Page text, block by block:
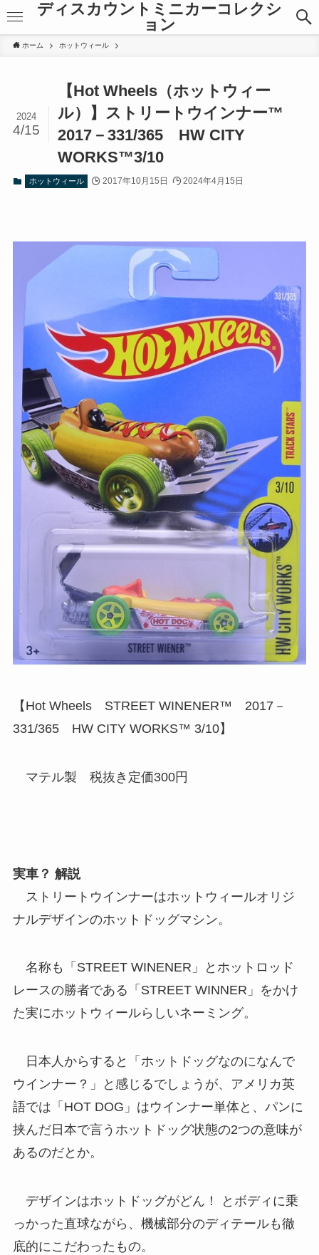
ディスカウントミニカーコレクシ
ョン
ホーム ホットウィール
【Hot Wheels（ホットウィー
ル）】ストリートウインナー™
2017－331/365 HW CITY
WORKS™3/10
2024
4/15
ホットウィール 2017年10月15日 2024年4月15日
【Hot Wheels STREET WINENER™ 2017－
331/365 HW CITY WORKS™ 3/10】
マテル製 税抜き定価300円
実車？ 解説
ストリートウインナーはホットウィールオリジ
ナルデザインのホットドッグマシン。
名称も「STREET WINENER」とホットロッド
レースの勝者である「STREET WINNER」をかけ
た実にホットウィールらしいネーミング。
日本人からすると「ホットドッグなのになんで
ウインナー？」と感じるでしょうが、アメリカ英
語では「HOT DOG」はウインナー単体と、パンに
挟んだ日本で言うホットドッグ状態の2つの意味が
あるのだとか。
デザインはホットドッグがどん！ とボディに乗
っかった直球ながら、機械部分のディテールも徹
底的にこだわったもの。